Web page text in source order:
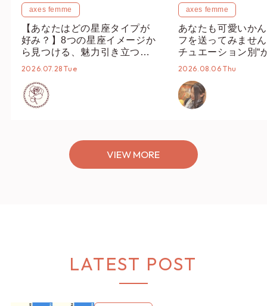
axes femme
【あなたはどの星座タイプが
好み？】8つの星座イメージか
ら見つける、魅力引き立つス
タイリング♡
2026.07.28 Tue
axes femme
あなたも可愛いか
フを送ってみませ
チュエーション別“
オススメ【ショッ
2026.08.06 Thu
VIEW MORE
LATEST POST